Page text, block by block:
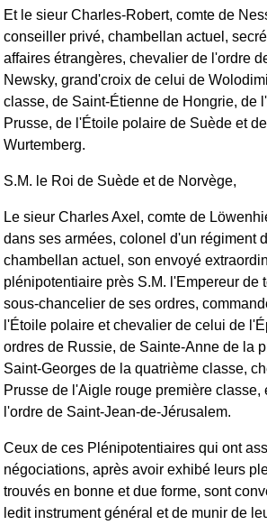
Et le sieur Charles-Robert, comte de
conseiller privé, chambellan actuel,
affaires étrangères, chevalier de l'ordre
Newsky, grand'croix de celui de
classe, de Saint-Étienne de Hongrie, de
Prusse, de l'Étoile polaire de Suède et
Wurtemberg.
S.M. le Roi de Suède et de Norvège,
Le sieur Charles Axel, comte de
dans ses armées, colonel d'un régiment
chambellan actuel, son envoyé
plénipotentiaire près S.M. l'Empereur de
sous-chancelier de ses ordres,
l'Étoile polaire et chevalier de celui de
ordres de Russie, de Sainte-Anne de la
Saint-Georges de la quatrième classe,
Prusse de l'Aigle rouge première classe,
l'ordre de Saint-Jean-de-Jérusalem.
Ceux de ces Plénipotentiaires qui ont
négociations, après avoir exhibé leurs
trouvés en bonne et due forme, sont
ledit instrument général et de munir de